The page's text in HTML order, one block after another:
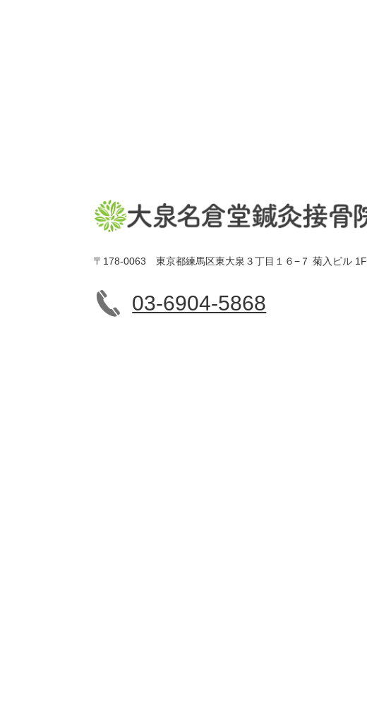
〒178-0063 東京都練馬区東大泉３丁目１６−７ 菊入ビル 1F
03-6904-5868